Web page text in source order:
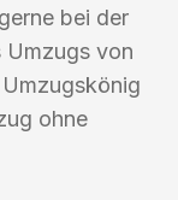
bei der
Umzugs von
ohne